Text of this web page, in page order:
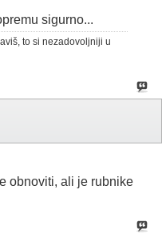
sigurno...
to si nezadovoljniji u
obnoviti, ali je rubnike